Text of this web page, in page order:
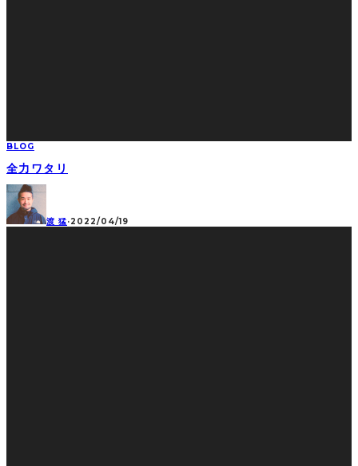
BLOG
全力ワタリ
渡 猛·2022/04/19